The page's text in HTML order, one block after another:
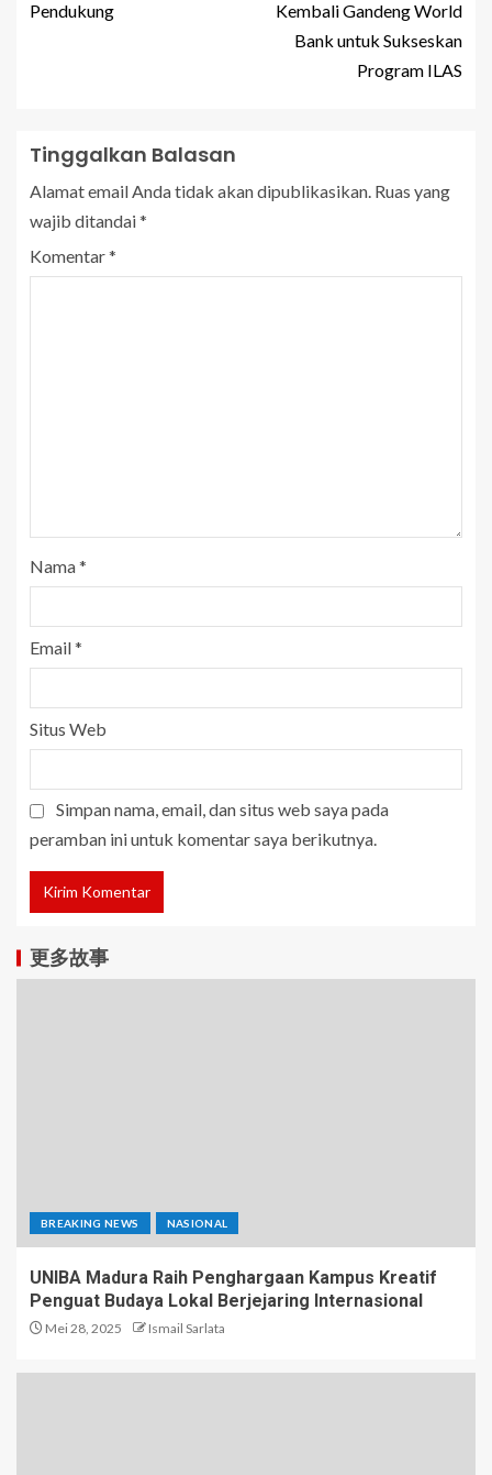
Pendukung
Kembali Gandeng World
Bank untuk Sukseskan
Program ILAS
Tinggalkan Balasan
Alamat email Anda tidak akan dipublikasikan. Ruas yang
wajib ditandai*
Komentar*
Nama*
Email*
Situs Web
Simpan nama, email, dan situs web saya pada
peramban ini untuk komentar saya berikutnya.
更多故事
BREAKING NEWS NASIONAL
UNIBA Madura Raih Penghargaan Kampus Kreatif
Penguat Budaya Lokal Berjejaring Internasional
Mei 28, 2025 Ismail Sarlata